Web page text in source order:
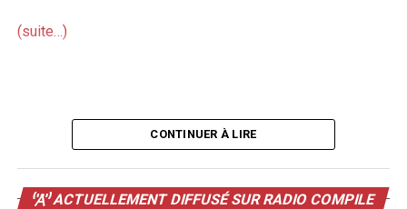
(suite…)
CONTINUER À LIRE
ACTUELLEMENT DIFFUSÉ SUR RADIO COMPILE